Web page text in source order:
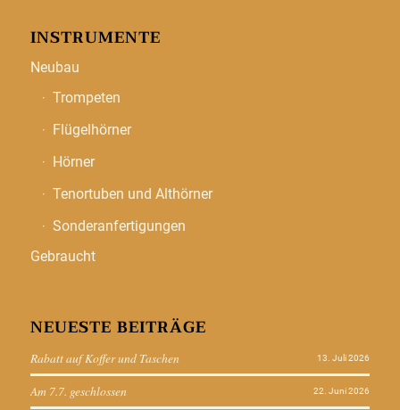
INSTRUMENTE
Neubau
Trompeten
Flügelhörner
Hörner
Tenortuben und Althörner
Sonderanfertigungen
Gebraucht
NEUESTE BEITRÄGE
Rabatt auf Koffer und Taschen 13. Juli 2026
Am 7.7. geschlossen 22. Juni 2026